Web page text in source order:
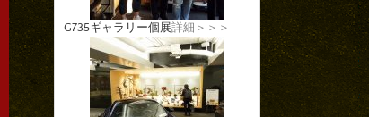
G735ギャラリー個展詳細＞＞＞